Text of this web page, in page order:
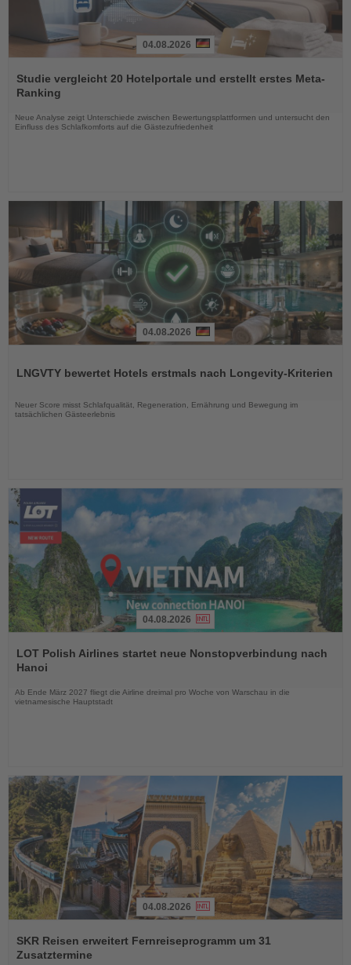
Sie
die
Nachrichten
04.08.2026
Studie vergleicht 20 Hotelportale und erstellt erstes Meta-
Ranking
Neue Analyse zeigt Unterschiede zwischen Bewertungsplattformen und untersucht den
Einfluss des Schlafkomforts auf die Gästezufriedenheit
die
04.08.2026
LNGVTY bewertet Hotels erstmals nach Longevity-Kriterien
Neuer Score misst Schlafqualität, Regeneration, Ernährung und Bewegung im
tatsächlichen Gästeerlebnis
Sie
die
04.08.2026
LOT Polish Airlines startet neue Nonstopverbindung nach
Hanoi
Ab Ende März 2027 fliegt die Airline dreimal pro Woche von Warschau in die
vietnamesische Hauptstadt
Sie
die
04.08.2026
SKR Reisen erweitert Fernreiseprogramm um 31
Zusatztermine